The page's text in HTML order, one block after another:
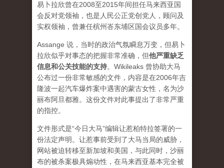
易卜拉欣曾在2008至2015年间担任马来西亚国
会反对党领袖，也是人民公正党创党人，顾问及
实权领袖，曾兼任槟州峇东埔区国会议员多年。
Assange 说，当时的政治气氛瞬息万变，但易卜
拉欣似乎对事态的把握非常准确，但他严重缺乏
信息和公关技能的支持。Wikileaks 曾协助大马
公布过一份非常敏感的文件，内容是在2006年吉
隆波一起汽车爆炸案中遇害的蒙古女性，名为沙
丽布阿旦都雅。这份文件对此事提出了非常严重
的指控。
文件形式是“今日大马”编辑让惹柏特拉签署的一
份法定声明。让惹事前受到了大马当局的威胁，
网站被迫转移至新加坡和美国，与此同时，沙丽
布的被杀案极具煽动性，在马来西亚基本完全被